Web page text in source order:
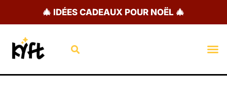
🎄 IDÉES CADEAUX POUR NOËL 🎄
Rechercher